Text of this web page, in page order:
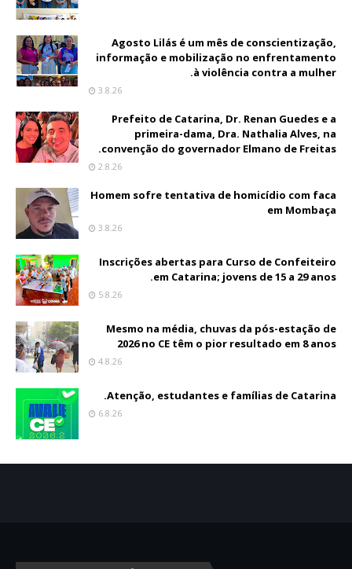
Agosto Lilás é um mês de conscientização,
informação e mobilização no enfrentamento
à violência contra a mulher.
3.8.26
Prefeito de Catarina, Dr. Renan Guedes e a
primeira-dama, Dra. Nathalia Alves, na
convenção do governador Elmano de Freitas.
2.8.26
Homem sofre tentativa de homicídio com faca
em Mombaça
3.8.26
Inscrições abertas para Curso de Confeiteiro
em Catarina; jovens de 15 a 29 anos.
5.8.26
Mesmo na média, chuvas da pós-estação de
2026 no CE têm o pior resultado em 8 anos
4.8.26
Atenção, estudantes e famílias de Catarina.
6.8.26